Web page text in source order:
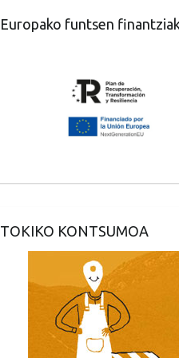
Europako funtsen
TOKIKO KONTSUMOA